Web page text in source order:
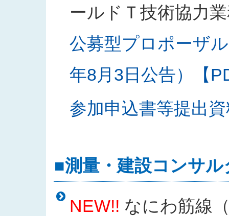
ールドＴ技術協力
公募型プロポーザ
年8月3日公告）【
参加申込書等提出
■測量・建設コンサル
NEW!! なにわ筋線